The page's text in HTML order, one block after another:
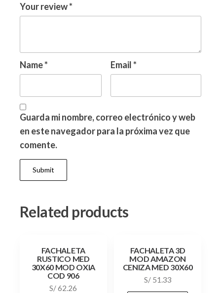
Your review*
Name* Email*
Guarda mi nombre, correo electrónico y web
en este navegador para la próxima vez que
comente.
Related products
FACHALETA
RUSTICO MED
30X60 MOD OXIA
COD 906
S/62.26
FACHALETA 3D
MOD AMAZON
CENIZA MED 30X60
S/51.33